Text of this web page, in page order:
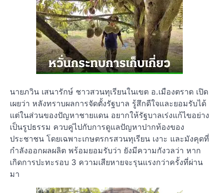
นายภวิน เสนารักษ์ ชาวสวนทุเรียนในเขต อ.เมืองตราด เปิด
เผยว่า หลังทราบผลการจัดตั้งรัฐบาล รู้สึกดีใจและยอมรับได้
แต่ในส่วนของปัญหาชายแดน อยากให้รัฐบาลเร่งแก้ไขอย่าง
เป็นรูปธรรม ควบคู่ไปกับการดูแลปัญหาปากท้องของ
ประชาชน โดยเฉพาะเกษตรกรสวนทุเรียน เงาะ และมังคุดที่
กำลังออกผลผลิต พร้อมยอมรับว่า ยังมีความกังวลว่า หาก
เกิดการปะทะรอบ 3 ความเสียหายจะรุนแรงกว่าครั้งที่ผ่าน
มา